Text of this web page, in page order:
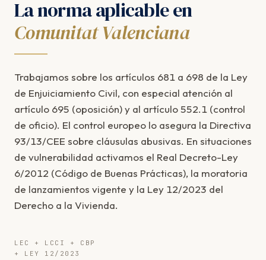
La norma aplicable en
Comunitat Valenciana
Trabajamos sobre los artículos 681 a 698 de la Ley
de Enjuiciamiento Civil, con especial atención al
artículo 695 (oposición) y al artículo 552.1 (control
de oficio). El control europeo lo asegura la Directiva
93/13/CEE sobre cláusulas abusivas. En situaciones
de vulnerabilidad activamos el Real Decreto-Ley
6/2012 (Código de Buenas Prácticas), la moratoria
de lanzamientos vigente y la Ley 12/2023 del
Derecho a la Vivienda.
LEC + LCCI + CBP
+ LEY 12/2023